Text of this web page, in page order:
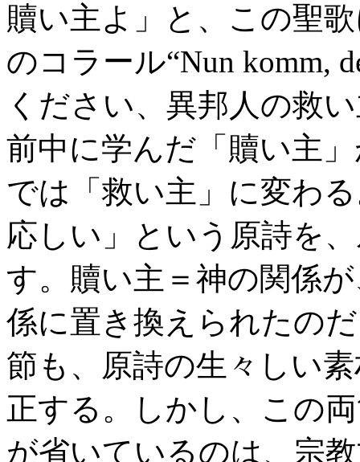
贖い主よ」と、この聖
のコラール“Nun komm,
ください、異邦人の救
前中に学んだ「贖い主
では「救い主」に変わ
応しい」という原詩を
す。贖い主＝神の関係
係に置き換えられたの
節も、原詩の生々しい
正する。しかし、この
が省いているのは、宗